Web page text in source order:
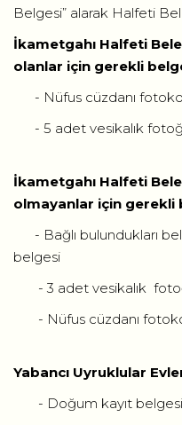
Belgesi” alarak Halfeti
İkametgahı Halfeti
olanlar için gerekli
- Nüfus cüzdanı
- 5 adet vesikalık
İkametgahı Halfeti
olmayanlar için gerekli
- Bağlı bulundukları
belgesi
- 3 adet vesikalık
- Nüfus cüzdanı
Yabancı Uyruklular
- Doğum kayıt belgesi